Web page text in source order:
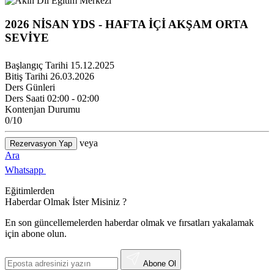
2026 NİSAN YDS - HAFTA İÇİ AKŞAM ORTA
SEVİYE
Başlangıç Tarihi 15.12.2025
Bitiş Tarihi 26.03.2026
Ders Günleri
Ders Saati 02:00 - 02:00
Kontenjan Durumu
0/10
Rezervasyon Yap
veya
Ara
Whatsapp
Eğitimlerden
Haberdar Olmak İster Misiniz ?
En son güncellemelerden haberdar olmak ve fırsatları yakalamak
için abone olun.
Abone Ol